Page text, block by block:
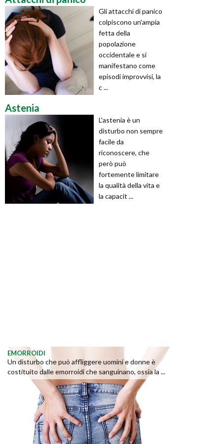
Gli attacchi di panico
colpiscono un'ampia
fetta della
popolazione
occidentale e si
manifestano come
episodi improvvisi, la
c ...
Astenia
L'astenia è un
disturbo non sempre
facile da
riconoscere, che
però può
fortemente limitare
la qualità della vita e
la capacit ...
EMORROIDI
Un disturbo che può affliggere uomini e donne è
costituito dalle emorroidi che sanguinano, ossia la ...